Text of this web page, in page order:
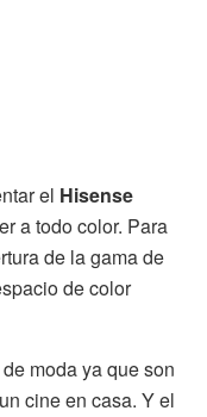
el Hisense
a todo color. Para
de la gama de
de color
moda ya que son
cine en casa. Y el